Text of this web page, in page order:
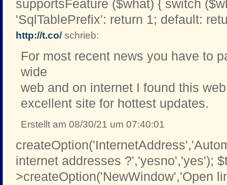
supportsFeature ($what) { switch
'SqlTablePrefix': return 1; default:
http://t.co/ schrieb:
For most recent news you have to
wide
web and on internet I found this
excellent site for hottest updates.
Erstellt am 08/30/21 um 07:40:01
internet addresses ?','yesno','yes');
>createOption('NewWindow','Open